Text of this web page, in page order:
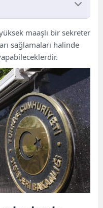
aranacak şartlar
maaşlı bir sekreter
sağlamaları halinde